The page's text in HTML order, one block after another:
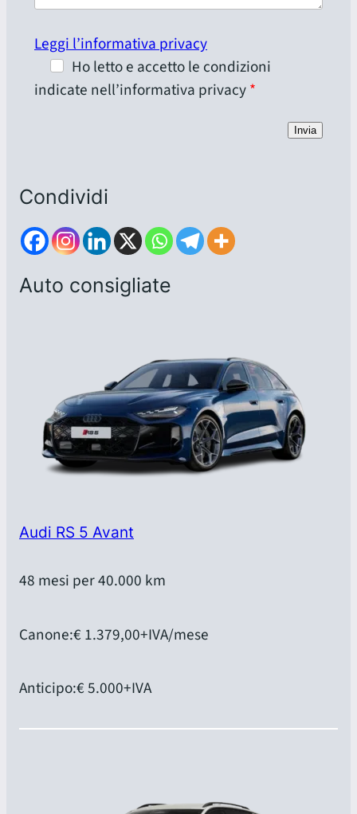
Leggi l’informativa privacy
Ho letto e accetto le condizioni
indicate nell’informativa privacy
Invia
Condividi
Auto consigliate
Audi RS 5 Avant
48 mesi per 40.000 km
Canone:€ 1.379,00+IVA/mese
Anticipo:€ 5.000+IVA